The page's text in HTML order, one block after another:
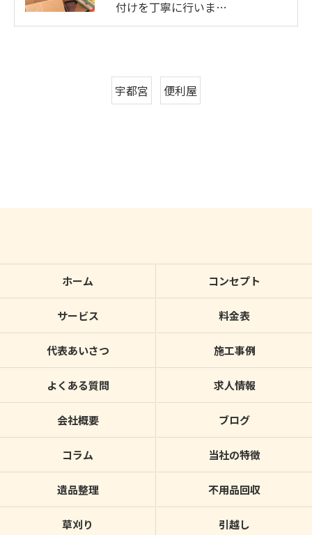
付けを丁寧に行いま…
宇都宮 便利屋
ホーム コンセプト
サービス 料金表
代表あいさつ 施工事例
よくある質問 求人情報
会社概要 ブログ
コラム 当社の特徴
遺品整理 不用品回収
草刈り 引越し